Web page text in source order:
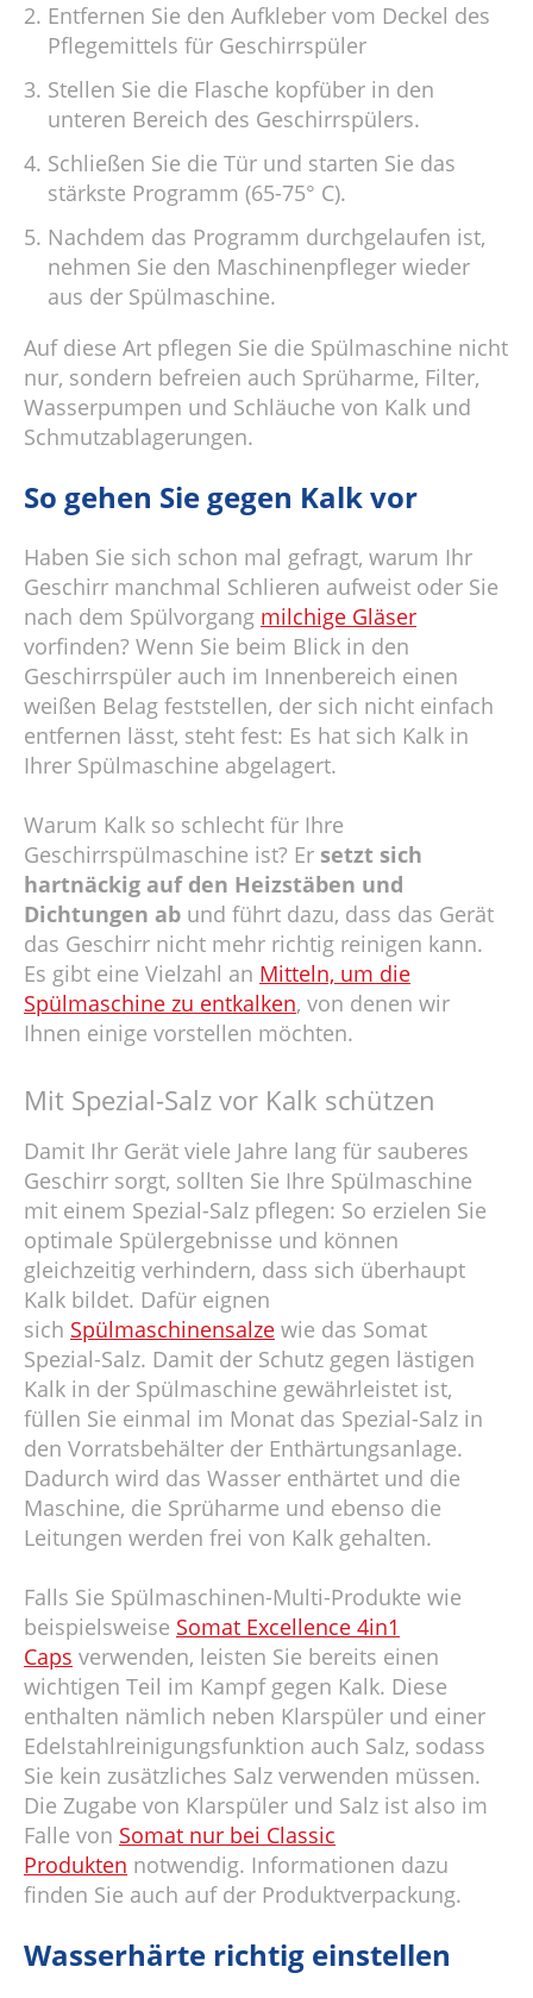
Entfernen Sie den Aufkleber vom Deckel des
Pflegemittels für Geschirrspüler
Stellen Sie die Flasche kopfüber in den
unteren Bereich des Geschirrspülers.
Schließen Sie die Tür und starten Sie das
stärkste Programm (65-75° C).
Nachdem das Programm durchgelaufen ist,
nehmen Sie den Maschinenpfleger wieder
aus der Spülmaschine.
Auf diese Art pflegen Sie die Spülmaschine nicht
nur, sondern befreien auch Sprüharme, Filter,
Wasserpumpen und Schläuche von Kalk und
Schmutzablagerungen.
So gehen Sie gegen Kalk vor
Haben Sie sich schon mal gefragt, warum Ihr
Geschirr manchmal Schlieren aufweist oder Sie
nach dem Spülvorgang milchige Gläser
vorfinden? Wenn Sie beim Blick in den
Geschirrspüler auch im Innenbereich einen
weißen Belag feststellen, der sich nicht einfach
entfernen lässt, steht fest: Es hat sich Kalk in
Ihrer Spülmaschine abgelagert.
Warum Kalk so schlecht für Ihre
Geschirrspülmaschine ist? Er setzt sich
hartnäckig auf den Heizstäben und
Dichtungen ab und führt dazu, dass das Gerät
das Geschirr nicht mehr richtig reinigen kann.
Es gibt eine Vielzahl an Mitteln, um die
Spülmaschine zu entkalken, von denen wir
Ihnen einige vorstellen möchten.
Mit Spezial-Salz vor Kalk schützen
Damit Ihr Gerät viele Jahre lang für sauberes
Geschirr sorgt, sollten Sie Ihre Spülmaschine
mit einem Spezial-Salz pflegen: So erzielen Sie
optimale Spülergebnisse und können
gleichzeitig verhindern, dass sich überhaupt
Kalk bildet. Dafür eignen
sich Spülmaschinensalze wie das Somat
Spezial-Salz. Damit der Schutz gegen lästigen
Kalk in der Spülmaschine gewährleistet ist,
füllen Sie einmal im Monat das Spezial-Salz in
den Vorratsbehälter der Enthärtungsanlage.
Dadurch wird das Wasser enthärtet und die
Maschine, die Sprüharme und ebenso die
Leitungen werden frei von Kalk gehalten.
Falls Sie Spülmaschinen-Multi-Produkte wie
beispielsweise Somat Excellence 4in1
Caps verwenden, leisten Sie bereits einen
wichtigen Teil im Kampf gegen Kalk. Diese
enthalten nämlich neben Klarspüler und einer
Edelstahlreinigungsfunktion auch Salz, sodass
Sie kein zusätzliches Salz verwenden müssen.
Die Zugabe von Klarspüler und Salz ist also im
Falle von Somat nur bei Classic
Produkten notwendig. Informationen dazu
finden Sie auch auf der Produktverpackung.
Wasserhärte richtig einstellen